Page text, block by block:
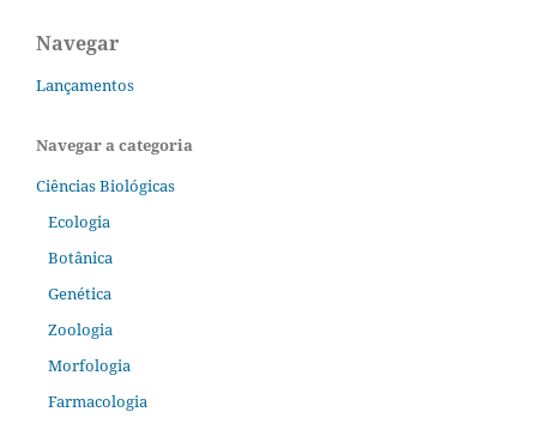
Navegar
Lançamentos
Navegar a categoria
Ciências Biológicas
Ecologia
Botânica
Genética
Zoologia
Morfologia
Farmacologia